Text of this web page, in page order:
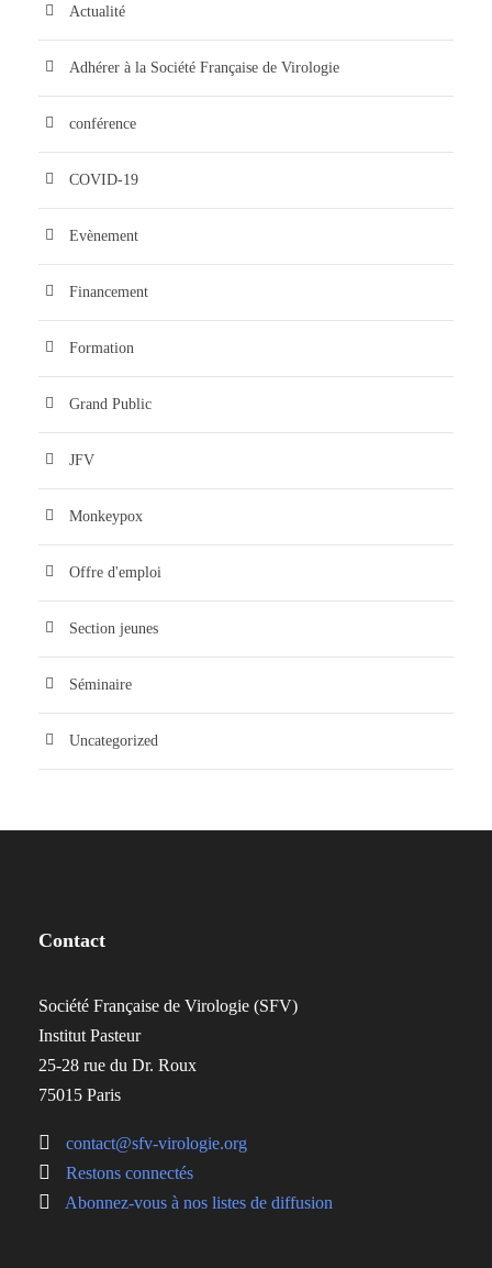
Actualité
Adhérer à la Société Française de Virologie
conférence
COVID-19
Evènement
Financement
Formation
Grand Public
JFV
Monkeypox
Offre d'emploi
Section jeunes
Séminaire
Uncategorized
Contact
Société Française de Virologie (SFV)
Institut Pasteur
25-28 rue du Dr. Roux
75015 Paris
contact@sfv-virologie.org
Restons connectés
Abonnez-vous à nos listes de diffusion